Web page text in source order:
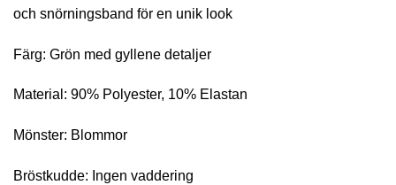
och snörningsband för en unik look
Färg: Grön med gyllene detaljer
Material: 90% Polyester, 10% Elastan
Mönster: Blommor
Bröstkudde: Ingen vaddering